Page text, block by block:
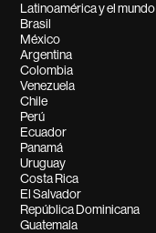
Latinoamérica y el mundo
Brasil
México
Argentina
Colombia
Venezuela
Chile
Perú
Ecuador
Panamá
Uruguay
Costa Rica
El Salvador
República Dominicana
Guatemala